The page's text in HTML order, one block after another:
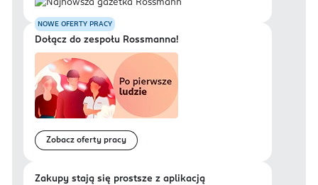
NOWE OFERTY PRACY
Dołącz do zespołu Rossmanna!
Zobacz oferty pracy
Zakupy stają się prostsze z aplikacją